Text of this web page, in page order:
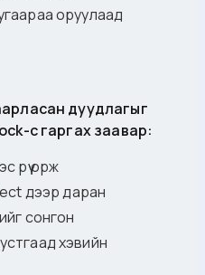
оруулаад
дуудлагыг
с гаргах заавар:
рүү орж
дээр даран
сонгон
хэвийн